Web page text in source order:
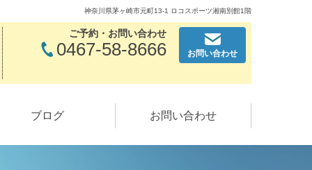
神奈川県茅ヶ崎市元町13-1 ロコスポーツ湘南別館1階
ご予約・お問い合わせ
0467-58-8666 お問い合わせ
ブログ お問い合わせ